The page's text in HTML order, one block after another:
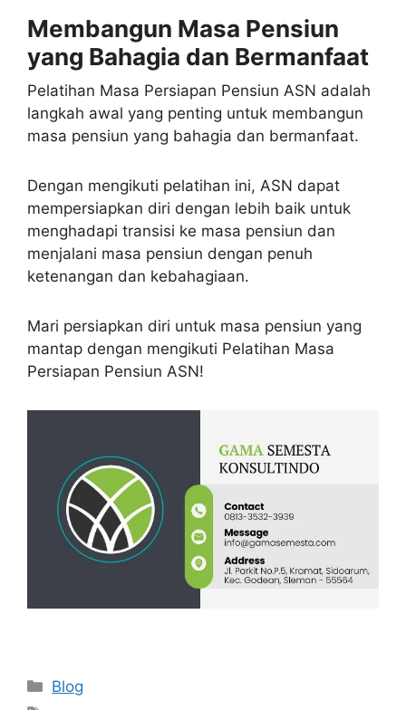
Membangun Masa Pensiun
yang Bahagia dan Bermanfaat
Pelatihan Masa Persiapan Pensiun ASN adalah
langkah awal yang penting untuk membangun
masa pensiun yang bahagia dan bermanfaat.
Dengan mengikuti pelatihan ini, ASN dapat
mempersiapkan diri dengan lebih baik untuk
menghadapi transisi ke masa pensiun dan
menjalani masa pensiun dengan penuh
ketenangan dan kebahagiaan.
Mari persiapkan diri untuk masa pensiun yang
mantap dengan mengikuti Pelatihan Masa
Persiapan Pensiun ASN!
Categories
Blog